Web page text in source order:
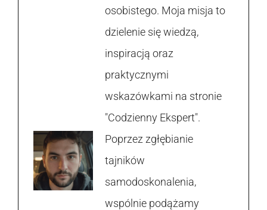
osobistego. Moja misja to
dzielenie się wiedzą,
inspiracją oraz
praktycznymi
wskazówkami na stronie
"Codzienny Ekspert".
Poprzez zgłębianie
tajników
samodoskonalenia,
wspólnie podążamy